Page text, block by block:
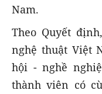
Nam.
Theo Quyết
nghệ thuật Việt
hội - nghề
thành viên có